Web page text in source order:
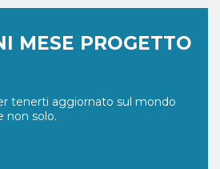
MESE PROGETTO
tenerti aggiornato sul mondo
non solo.